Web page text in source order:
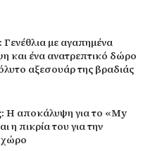
με αγαπημένα
και ένα ανατρεπτικό δώρο
αξεσουάρ της βραδιάς
Η αποκάλυψη για το «My
η πικρία του για την
χώρο